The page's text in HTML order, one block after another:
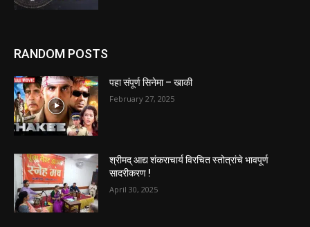
RANDOM POSTS
पहा संपूर्ण सिनेमा – खाकी
February 27, 2025
श्रीमद्‌‍ आद्य शंकराचार्य विरचित स्तोत्रांचे भावपूर्ण
सादरीकरण !
April 30, 2025